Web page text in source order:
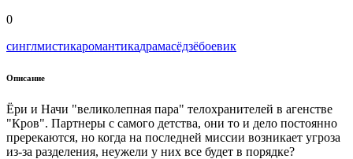
0
синглмистикаромантикадрамасёдзёбоевик
Описание
Ёри и Начи "великолепная пара" телохранителей в агенстве
"Кров". Партнеры с самого детства, они то и дело постоянно
пререкаются, но когда на последней миссии возникает угроза
из-за разделения, неужели у них все будет в порядке?